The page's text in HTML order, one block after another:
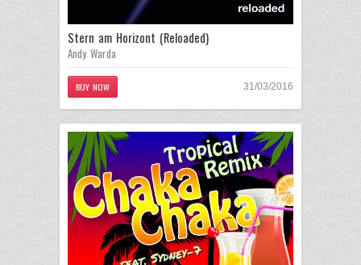
Stern am Horizont (Reloaded)
Andy Warda
BUY NOW 31/03/2016